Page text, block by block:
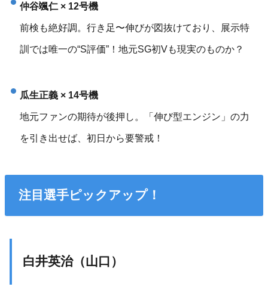
仲谷颯仁 × 12号機
前検も絶好調。行き足〜伸びが図抜けており、展示特
訓では唯一の“S評価”！地元SG初Vも現実のものか？
瓜生正義 × 14号機
地元ファンの期待が後押し。「伸び型エンジン」の力
を引き出せば、初日から要警戒！
注目選手ピックアップ！
白井英治（山口）